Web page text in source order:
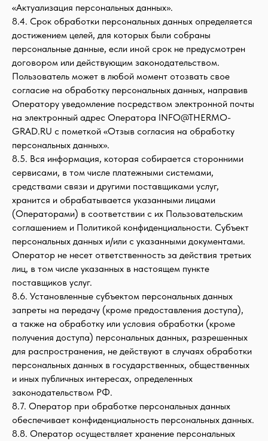
«Актуализация персональных данных».
8.4. Срок обработки персональных данных определяется
достижением целей, для которых были собраны
персональные данные, если иной срок не предусмотрен
договором или действующим законодательством.
Пользователь может в любой момент отозвать свое
согласие на обработку персональных данных, направив
Оператору уведомление посредством электронной почты
на электронный адрес Оператора INFO@THERMO-
GRAD.RU с пометкой «Отзыв согласия на обработку
персональных данных».
8.5. Вся информация, которая собирается сторонними
сервисами, в том числе платежными системами,
средствами связи и другими поставщиками услуг,
хранится и обрабатывается указанными лицами
(Операторами) в соответствии с их Пользовательским
соглашением и Политикой конфиденциальности. Субъект
персональных данных и/или с указанными документами.
Оператор не несет ответственность за действия третьих
лиц, в том числе указанных в настоящем пункте
поставщиков услуг.
8.6. Установленные субъектом персональных данных
запреты на передачу (кроме предоставления доступа),
а также на обработку или условия обработки (кроме
получения доступа) персональных данных, разрешенных
для распространения, не действуют в случаях обработки
персональных данных в государственных, общественных
и иных публичных интересах, определенных
законодательством РФ.
8.7. Оператор при обработке персональных данных
обеспечивает конфиденциальность персональных данных.
8.8. Оператор осуществляет хранение персональных